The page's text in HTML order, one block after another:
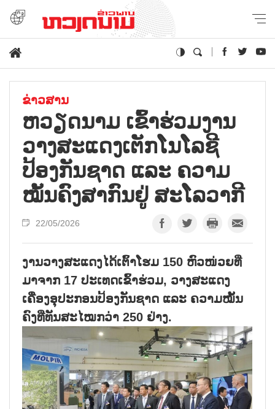
ຂ່າວສານ
ຫວຽດນາມ ເຂົ້າຮ່ວມງານ
ວາງສະແດງເຕັກໂນໂລຊີ
ປ້ອງກັນຊາດ ແລະ ຄວາມ
ໝັ້ນຄົງສາກົນຢູ່ ສະໂລວາກີ
22/05/2026
ງານວາງສະແດງໄດ້ເຕົ້າໂຮມ 150 ຫົວໜ່ວຍທີ່
ມາຈາກ 17 ປະເທດເຂົ້າຮ່ວມ, ວາງສະແດງ
ເຄື່ອງອຸປະກອນປ້ອງກັນຊາດ ແລະ ຄວາມໝັ້ນ
ຄົງທີ່ທັນສະໄໝກວ່າ 250 ຢ່າງ.